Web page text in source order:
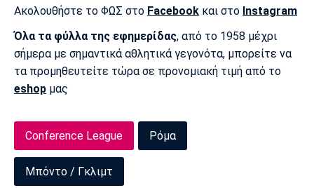
Ακολουθήστε το ΦΩΣ στο Facebook και στο Instagram
Όλα τα φύλλα της εφημερίδας, από το 1958 μέχρι
σήμερα με σημαντικά αθλητικά γεγονότα, μπορείτε να
τα προμηθευτείτε τώρα σε προνομιακή τιμή από το
eshop μας
Conference League Ρόμα
Μπόντο / Γκλιμτ